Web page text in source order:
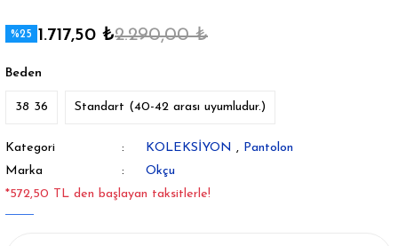
%25 1.717,50 ₺2.290,00 ₺
Beden
38 36 Standart (40-42 arası uyumludur.)
Kategori KOLEKSİYON , Pantolon
Marka
Okçu
*572,50 TL den başlayan taksitlerle!